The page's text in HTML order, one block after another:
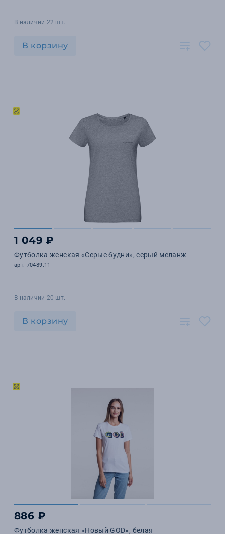
В наличии 22 шт.
В корзину
1 049 ₽
Футболка женская «Серые будни», серый меланж
арт. 70489.11
В наличии 20 шт.
В корзину
886 ₽
Футболка женская «Новый GOD», белая